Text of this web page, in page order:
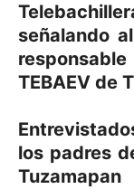
señalando
TEBAEV de
los padres